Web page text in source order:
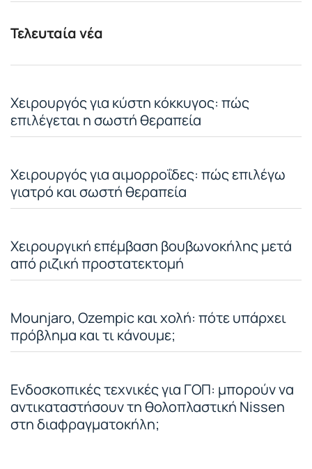
Τελευταία νέα
Χειρουργός για κύστη κόκκυγος: πώς
επιλέγεται η σωστή θεραπεία
Χειρουργός για αιμορροΐδες: πώς επιλέγω
γιατρό και σωστή θεραπεία
Χειρουργική επέμβαση βουβωνοκήλης μετά
από ριζική προστατεκτομή
Mounjaro, Ozempic και χολή: πότε υπάρχει
πρόβλημα και τι κάνουμε;
Ενδοσκοπικές τεχνικές για ΓΟΠ: μπορούν να
αντικαταστήσουν τη θολοπλαστική Nissen
στη διαφραγματοκήλη;